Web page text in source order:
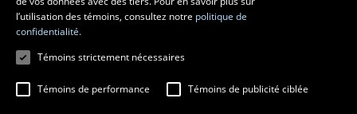
l’utilisation des témoins, consultez notre politique de
confidentialité.
Témoins strictement nécessaires
Témoins de performance Témoins de publicité ciblée